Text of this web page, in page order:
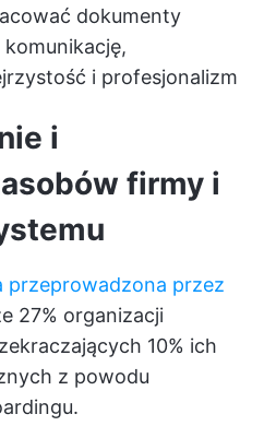
dokumenty
i profesjonalizm
i
firmy i
przeprowadzona przez
27% organizacji
10% ich
z powodu